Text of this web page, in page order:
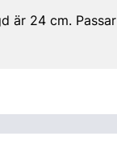
är 24 cm. Passar